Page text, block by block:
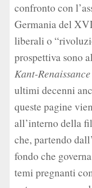
confronto con
Germania del
liberali o
prospettiva sono
Kant-Renaissance
ultimi decenni
queste pagine
all’interno della
che, partendo
fondo che
temi pregnanti